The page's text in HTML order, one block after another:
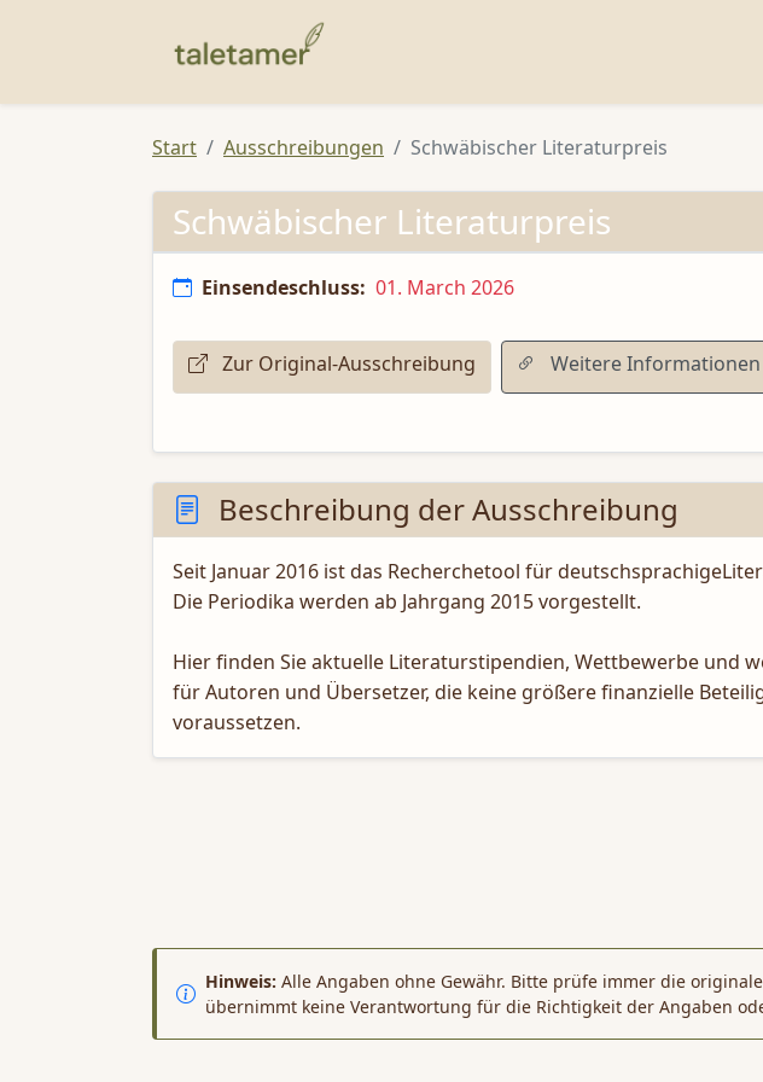
Start Ausschreibungen Schwäbischer Literaturpreis
Schwäbischer Literaturpreis
Einsendeschluss: 01. March 2026
Zur Original-Ausschreibung Weitere Informationen
Beschreibung der Ausschreibung
Seit Januar 2016 ist das Recherchetool für
Die Periodika werden ab Jahrgang 2015 vorgestellt.
Hier finden Sie aktuelle Literaturstipendien, Wettbewerbe und
für Autoren und Übersetzer, die keine größere finanzielle
voraussetzen.
Hinweis: Alle Angaben ohne Gewähr. Bitte prüfe immer die
übernimmt keine Verantwortung für die Richtigkeit der Angaben